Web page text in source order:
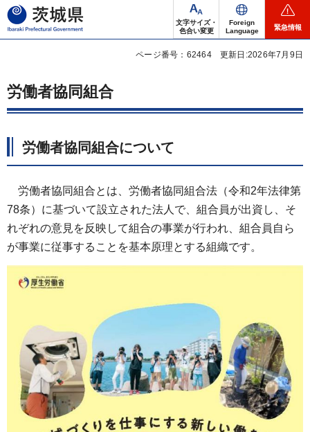
茨城県
文字サイズ・
色合い変更
Foreign
Language
緊急情報
ページ番号：62464 更新日:2026年7月9日
労働者協同組合
労働者協同組合について
労働者協同組合とは、労働者協同組合法（令和2年法律第
78条）に基づいて設立された法人で、組合員が出資し、そ
れぞれの意見を反映して組合の事業が行われ、組合員自ら
が事業に従事することを基本原理とする組織です。